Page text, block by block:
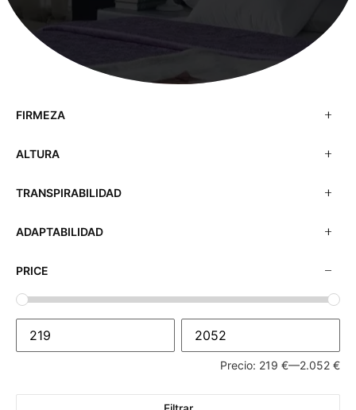
FIRMEZA
ALTURA
TRANSPIRABILIDAD
ADAPTABILIDAD
PRICE
Precio: 219 €—2.052 €